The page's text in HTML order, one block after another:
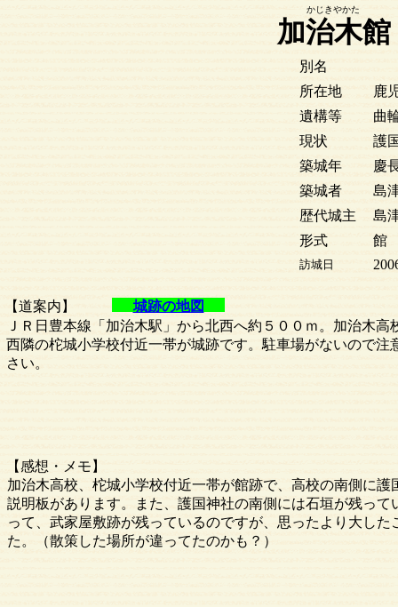
加治木館
ＪＲ日豊本線「加治木駅」から北西へ約５００ｍ。加治木高
西隣の柁城小学校付近一帯が城跡です。駐車場がないので注
さい。
別名
所在地
鹿
遺構等
曲
現状
護
築城年
慶
築城者
島
歴代城主
島
形式
館
訪城日
城跡の地図
【道案内】
【感想・メモ】
かじきやかた
加治木高校、柁城小学校付近一帯が館跡で、高校の南側に
説明板があります。また、護国神社の南側には石垣が残っ
って、武家屋敷跡が残っているのですが、思ったより大し
た。（散策した場所が違ってたのかも？）